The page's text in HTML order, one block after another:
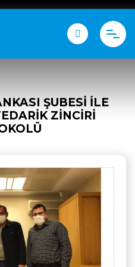
ŞUBESI ILE
ZİNCİRİ